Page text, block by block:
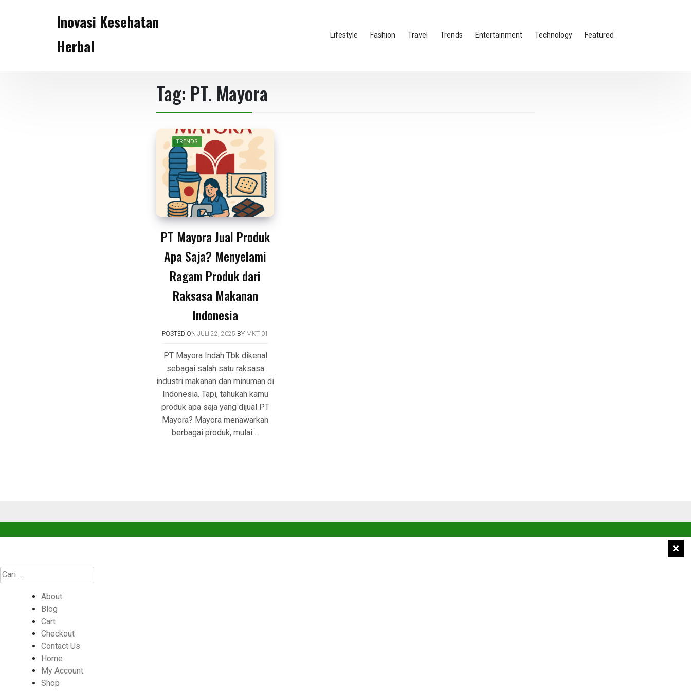
Inovasi Kesehatan
Herbal
Lifestyle Fashion Travel Trends Entertainment Technology Featured
Tag: PT. Mayora
TRENDS
PT Mayora Jual Produk
Apa Saja? Menyelami
Ragam Produk dari
Raksasa Makanan
Indonesia
POSTED ONJULI 22, 2025 BY MKT 01
PT Mayora Indah Tbk dikenal
sebagai salah satu raksasa
industri makanan dan minuman di
Indonesia. Tapi, tahukah kamu
produk apa saja yang dijual PT
Mayora? Mayora menawarkan
berbagai produk, mulai….
Cari
untuk:
About
Blog
Cart
Checkout
Contact Us
Home
My Account
Shop